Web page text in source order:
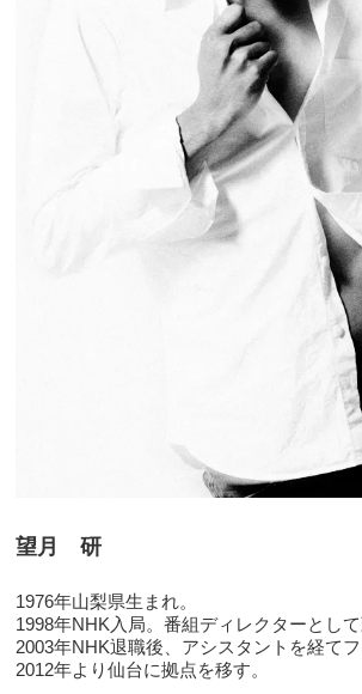
望月 研
1976年山梨県生まれ。
1998年NHK入局。番組ディレクターとして
2003年NHK退職後、アシスタントを経てフ
2012年より仙台に拠点を移す。